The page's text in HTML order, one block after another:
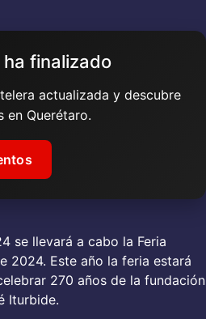
finalizado
actualizada y descubre
en Querétaro.
se llevará a cabo la Feria
2024. Este año la feria estará
270 años de la fundación
Iturbide.